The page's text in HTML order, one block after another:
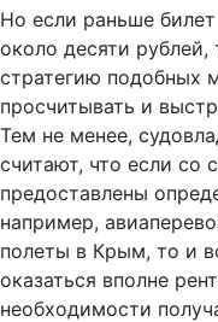
Но если раньше
около десяти
стратегию подобных
просчитывать и
Тем не менее,
считают, что если со
предоставлены
например,
полеты в Крым, то и
оказаться вполне
необходимости